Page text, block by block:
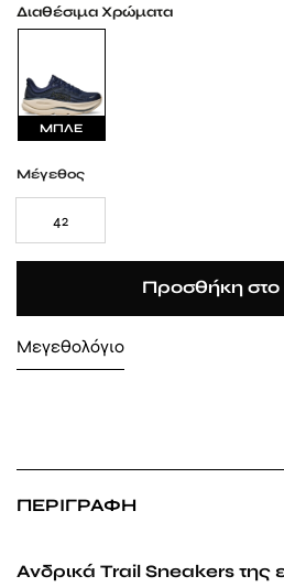
Διαθέσιμα Χρώματα
ΜΠΛΕ
Μέγεθος
42
Προσθήκη στο
Μεγεθολόγιο
ΠΕΡΙΓΡΑΦΉ
Ανδρικά Trail Sneakers της